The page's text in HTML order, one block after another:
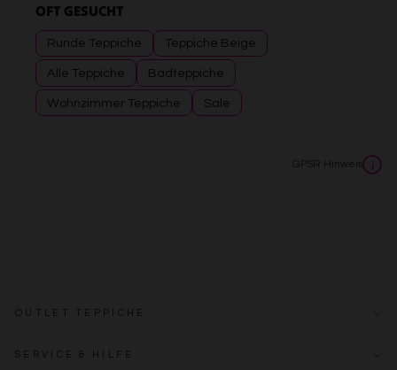
OFT GESUCHT
Runde Teppiche Teppiche Beige
Alle Teppiche Badteppiche
Wohnzimmer Teppiche Sale
GPSR Hinweis i
OUTLET TEPPICHE
SERVICE & HILFE